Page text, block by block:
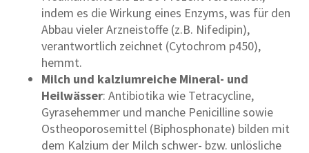
indem es die Wirkung eines Enzyms, was für den
Abbau vieler Arzneistoffe (z.B. Nifedipin),
verantwortlich zeichnet (Cytochrom p450),
hemmt.
Milch und kalziumreiche Mineral- und
Heilwässer: Antibiotika wie Tetracycline,
Gyrasehemmer und manche Penicilline sowie
Ostheoporosemittel (Biphosphonate) bilden mit
dem Kalzium der Milch schwer- bzw. unlösliche